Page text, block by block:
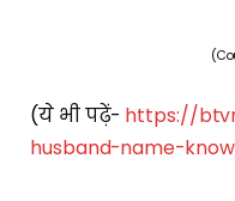
(ये भी पढ़ें- https://
husband-name-